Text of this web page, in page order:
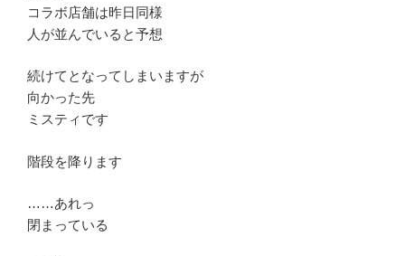
コラボ店舗は昨日同様
人が並んでいると予想
続けてとなってしまいますが
向かった先
ミスティです
階段を降ります
……あれっ
閉まっている